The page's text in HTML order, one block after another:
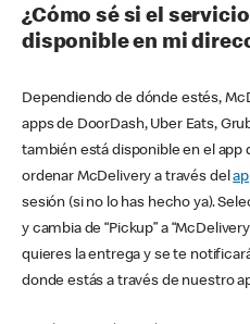
¿Cómo sé si el
disponible en mi
Dependiendo de dónde estés,
apps de DoorDash, Uber Eats,
también está disponible en el app
ordenar McDelivery a través del
sesión (si no lo has hecho ya).
y cambia de “Pickup” a
quieres la entrega y se te
donde estás a través de nuestro